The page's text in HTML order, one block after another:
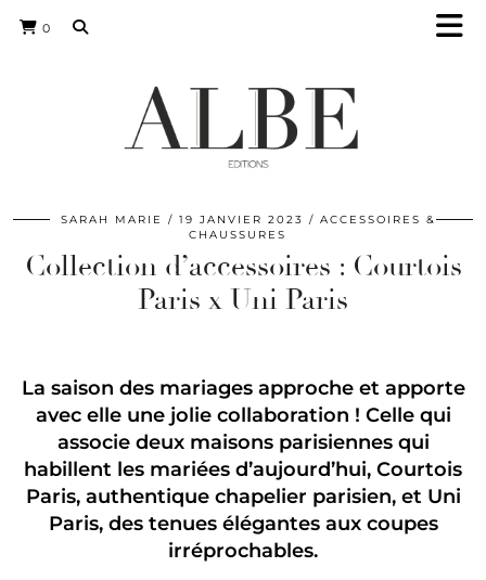
0
SARAH MARIE 19 JANVIER 2023
ACCESSOIRES &
CHAUSSURES
Collection d’accessoires : Courtois
Paris x Uni Paris
La saison des mariages approche et apporte
avec elle une jolie collaboration ! Celle qui
associe deux maisons parisiennes qui
habillent les mariées d’aujourd’hui, Courtois
Paris, authentique chapelier parisien, et Uni
Paris, des tenues élégantes aux coupes
irréprochables.